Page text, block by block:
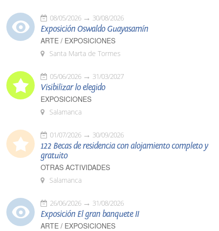
08/05/2026 30/08/2026
Exposición Oswaldo Guayasamín
ARTE / EXPOSICIONES
Santa Marta de Tormes
05/06/2026 31/03/2027
Visibilizar lo elegido
EXPOSICIONES
Salamanca
01/07/2026 30/09/2026
122 Becas de residencia con alojamiento completo y
gratuito
OTRAS ACTIVIDADES
Salamanca
26/06/2026 31/08/2026
Exposición El gran banquete II
ARTE / EXPOSICIONES